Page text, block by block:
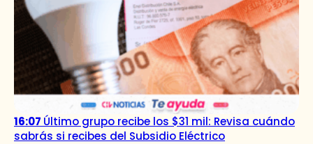
16:07 Último grupo recibe los $31 mil: Revisa cuándo
sabrás si recibes del Subsidio Eléctrico